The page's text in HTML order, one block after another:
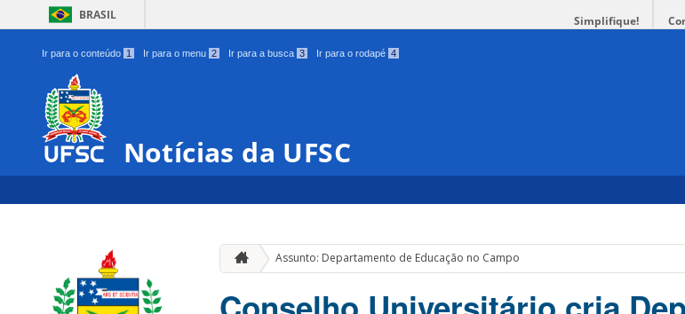
BRASIL Simplifique!
Ir para o conteúdo 1 Ir para o menu 2 Ir para a busca 3 Ir para o rodapé 4
Notícias da UFSC
Assunto: Departamento de Educação no Campo